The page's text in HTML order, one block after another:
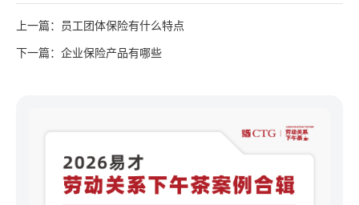
上一篇：员工团体保险有什么特点
下一篇：企业保险产品有哪些